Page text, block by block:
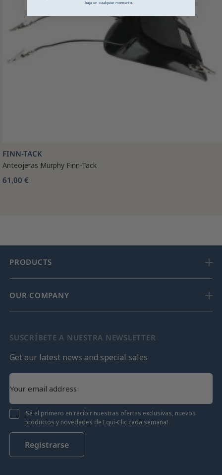
FINN-TACK
Anteojeras Murphy Finn-Tack
61,00 €
PRODUCTS
OUR COMPANY
SUSCRÍBETE A NUESTRA NEWSLETTER
Get our latest news and special sales
¡Sé el primero en recibir nuestras ofertas exclusivas, nuevos
productos y novedades de Equi-Clic cada semana!
Registrarse
baja en cualquier momento.